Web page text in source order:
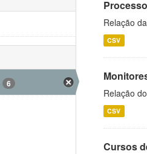
6
Relação
CSV
Relação
CSV
Cursos